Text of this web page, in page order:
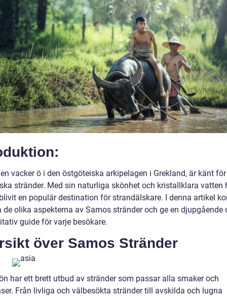
vacker ö i den östgöteiska arkipelagen i Grekland, är känt
stränder. Med sin naturliga skönhet och kristallklara vatten
en populär destination för strandälskare. I denna artikel
de olika aspekterna av Samos stränder och ge en djupgående
guide för varje besökare.
över Samos Stränder
har ett brett utbud av stränder som passar alla smaker och
Från livliga och välbesökta stränder till avskilda och lugna